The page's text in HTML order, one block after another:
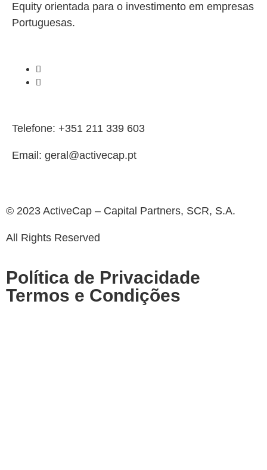
Equity orientada para o investimento em empresas
Portuguesas.
Telefone: +351 211 339 603
Email: geral@activecap.pt
© 2023 ActiveCap – Capital Partners, SCR, S.A.
All Rights Reserved
Política de Privacidade
Termos e Condições